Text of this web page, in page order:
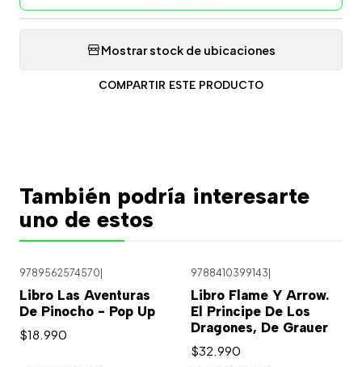
Mostrar stock de ubicaciones
COMPARTIR ESTE PRODUCTO
También podría interesarte
uno de estos
9789562574570
Libro Las Aventuras
De Pinocho - Pop Up
$18.990
9788410399143
Libro Flame Y Arrow.
El Principe De Los
Dragones, De Grauer
$32.990